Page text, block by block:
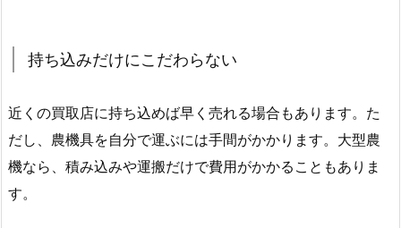
持ち込みだけにこだわらない
近くの買取店に持ち込めば早く売れる場合もあります。た
だし、農機具を自分で運ぶには手間がかかります。大型農
機なら、積み込みや運搬だけで費用がかかることもありま
す。